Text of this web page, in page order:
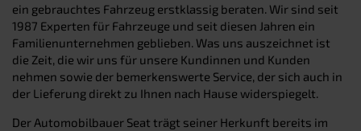
ein gebrauchtes Fahrzeug erstklassig beraten. Wir sind seit
1987 Experten für Fahrzeuge und seit diesen Jahren ein
Familienunternehmen geblieben. Was uns auszeichnet ist
die Zeit, die wir uns für unsere Kundinnen und Kunden
nehmen sowie der bemerkenswerte Service, der sich auch in
der Lieferung direkt zu Ihnen nach Hause widerspiegelt.
Der Automobilbauer Seat trägt seiner Herkunft bereits im